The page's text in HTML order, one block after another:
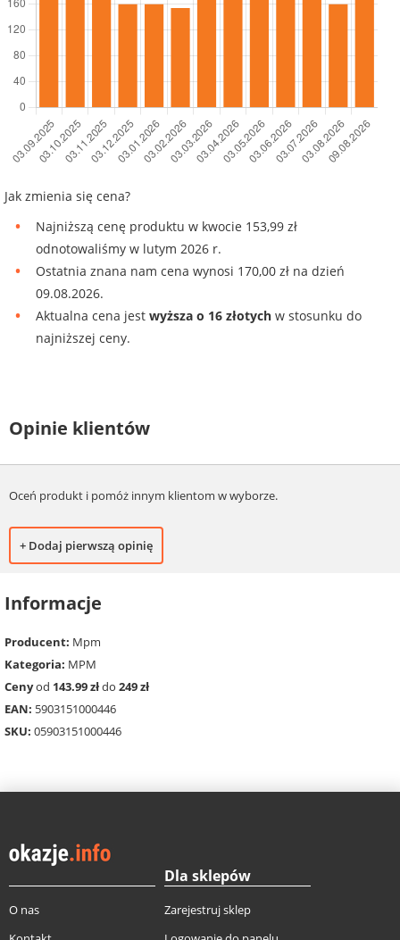
Jak zmienia się cena?
Najniższą cenę produktu w kwocie 153,99 zł
odnotowaliśmy w lutym 2026 r.
Ostatnia znana nam cena wynosi 170,00 zł na dzień
09.08.2026.
Aktualna cena jest wyższa o 16 złotych w stosunku do
najniższej ceny.
Opinie klientów
Oceń produkt i pomóż innym klientom w wyborze.
+ Dodaj pierwszą opinię
Informacje
Producent: Mpm
Kategoria: MPM
Cenyod 143.99 złdo 249 zł
EAN: 5903151000446
SKU: 05903151000446
O nas
Dla sklepów
Zarejestruj sklep